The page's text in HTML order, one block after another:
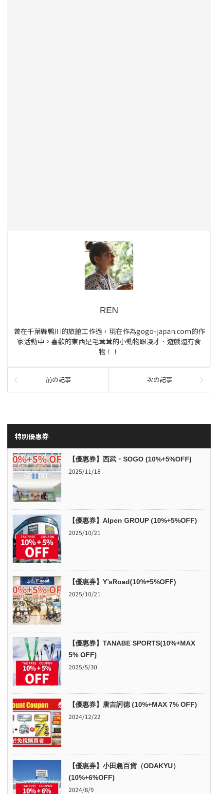
REN
曾在千葉縣鴨川的旅館工作過，現在作為gogo-japan.com的作
家活動中。喜歡的東西是毛茸茸的小動物跟漫才、遊戲還有食
物！！
前の記事 次の記事
特別優惠券
【優惠券】西武・SOGO (10%+5%OFF)
2025/11/18
【優惠券】Alpen GROUP (10%+5%OFF)
2025/10/21
【優惠券】Y’sRoad(10%+5%OFF)
2025/10/21
【優惠券】TANABE SPORTS(10%+MAX
5% OFF)
2025/5/30
【優惠券】唐吉訶德 (10%+MAX 7% OFF)
2024/12/22
【優惠券】小田急百貨（ODAKYU）
(10%+6%OFF)
2024/8/9